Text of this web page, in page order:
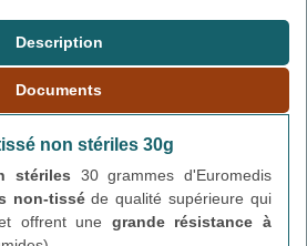
Description
Documents
non stériles 30g
stériles 30 grammes d'Euromedis
non-tisséde qualité supérieure qui
offrent une grande résistance à